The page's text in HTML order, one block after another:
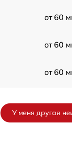
от 60
от 60
от 60
У меня другая